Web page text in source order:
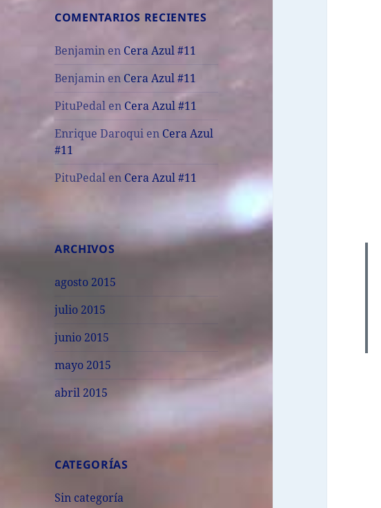
COMENTARIOS RECIENTES
Benjamin en Cera Azul #11
Benjamin en Cera Azul #11
PituPedal en Cera Azul #11
Enrique Daroqui en Cera Azul
#11
PituPedal en Cera Azul #11
ARCHIVOS
agosto 2015
julio 2015
junio 2015
mayo 2015
abril 2015
CATEGORÍAS
Sin categoría